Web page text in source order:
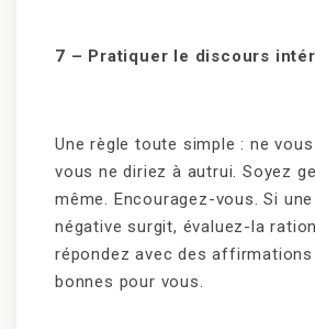
7 – Pratiquer le discours
Une règle toute simple : ne
vous ne diriez à autrui. Soyez
même. Encouragez-vous. Si
négative surgit, évaluez-la
répondez avec des
bonnes pour vous.